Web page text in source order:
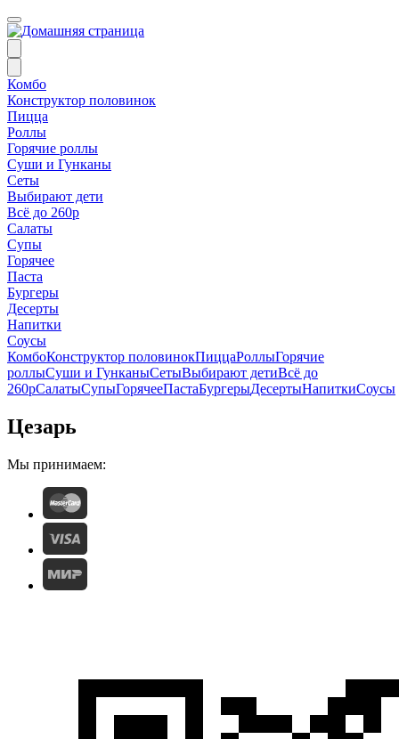
Комбо
Конструктор половинок
Пицца
Роллы
Горячие роллы
Суши и Гунканы
Сеты
Выбирают дети
Всё до 260р
Салаты
Супы
Горячее
Паста
Бургеры
Десерты
Напитки
Соусы
КомбоКонструктор половинокПиццаРоллыГорячие
роллыСуши и ГунканыСетыВыбирают детиВсё до
260рСалатыСупыГорячееПастаБургерыДесертыНапиткиСоусы
Цезарь
Мы принимаем: